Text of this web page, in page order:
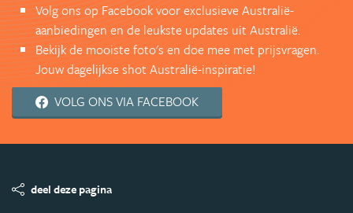
Volg ons op Facebook voor exclusieve Australië-
aanbiedingen en de leukste updates uit Australië.
Bekijk de mooiste foto's en doe mee met prijsvragen.
Jouw dagelijkse shot Australië-inspiratie!
VOLG ONS VIA FACEBOOK
deel deze pagina